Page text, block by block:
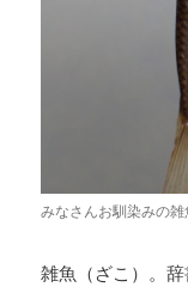
みなさんお馴染みの
雑魚（ざこ）。